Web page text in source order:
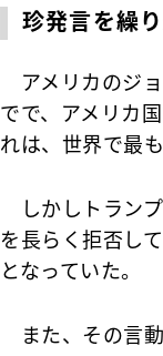
珍発言を繰
アメリカのジ
でで、アメリカ
れは、世界で最
しかしトラン
を長らく拒否し
となっていた。
また、その言